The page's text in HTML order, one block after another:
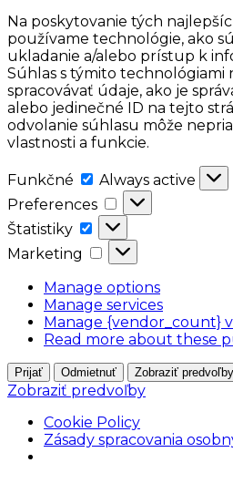
Na poskytovanie tých
používame technológie, ako
ukladanie a/alebo prístup k
Súhlas s týmito technológiami
spracovávať údaje, ako je
alebo jedinečné ID na tejto
odvolanie súhlasu môže
vlastnosti a funkcie.
Funkčné Funkčné
Always active
Preferences
Preferences
Štatistiky
Štatistiky
Marketing
Marketing
Manage options
Manage services
Manage {vendor_count}
Read more about these
Prijať Odmietnuť Zobraziť predvoľby
Zobraziť predvoľby
Cookie Policy
Zásady spracovania